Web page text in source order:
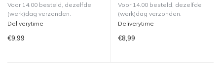
Voor 14.00 besteld, dezelfde
(werk)dag verzonden.
Deliverytime
€9,99
Voor 14.00 besteld, dezelfde
(werk)dag verzonden.
Deliverytime
€8,99